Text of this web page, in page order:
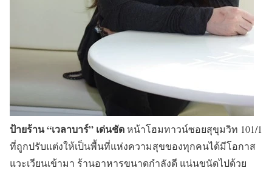
ป้ายร้าน “เวลาบาร์” เด่นชัดหน้าโฮมทาวน์ซอยสุขุมวิท 101/1
ที่ถูกปรับแต่งให้เป็นพื้นที่แห่งความสุขของทุกคนได้มีโอกาส
แวะเวียนเข้ามา ร้านอาหารขนาดกำลังดี แน่นขนัดไปด้วย